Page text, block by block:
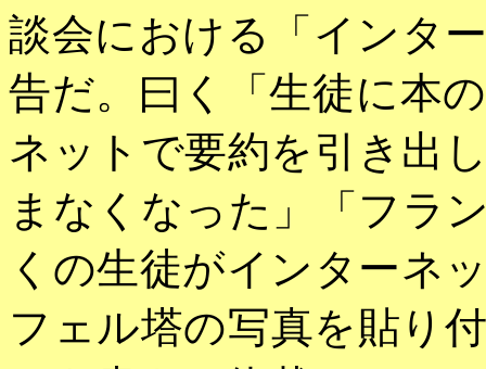
談会における「インタ
告だ。曰く「生徒に本
ネットで要約を引き出
まなくなった」「フラ
くの生徒がインターネ
フェル塔の写真を貼り